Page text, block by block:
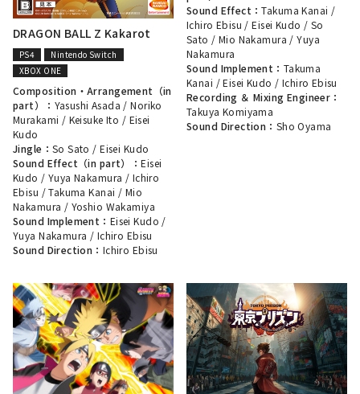
DRAGON BALL Z Kakarot
PS4
Nintendo Switch
XBOX ONE
Composition・Arrangement（in
part）： Yasushi Asada /Noriko
Murakami / Keisuke Ito / Eisei
Kudo
Jingle： So Sato /Eisei Kudo
Sound Effect（in part）：Eisei
Kudo / Yuya Nakamura / Ichiro
Ebisu /Takuma Kanai / Mio
Nakamura / Yoshio Wakamiya
Sound Implement： Eisei Kudo /
Yuya Nakamura / Ichiro Ebisu
Sound Direction： Ichiro Ebisu
Sound Effect：Takuma Kanai /
Ichiro Ebisu /Eisei Kudo / So
Sato / Mio Nakamura /Yuya
Nakamura
Sound Implement： Takuma
Kanai /Eisei Kudo / Ichiro Ebisu
Recording ＆ Mixing Engineer：
Takuya Komiyama
Sound Direction： Sho Oyama